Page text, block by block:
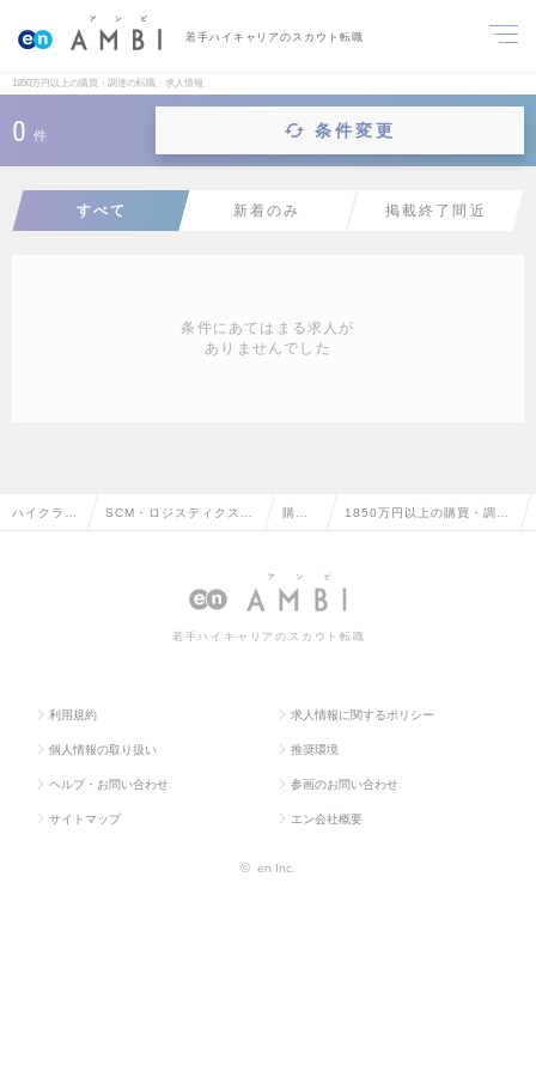
若手ハイキャリアのスカウト転職
1850万円以上の購買・調達の転職・求人情報
0 件 条件変更
すべて 新着のみ 掲載終了間近
条件にあてはまる求人が
ありませんでした
ハイクラス SCM・ロジスティクス・ 購
調達
1850万円以上の購買・調達
若手ハイキャリアのスカウト転職
利用規約 求人情報に関するポリシー
個人情報の取り扱い 推奨環境
ヘルプ・お問い合わせ 参画のお問い合わせ
サイトマップ エン会社概要
© en Inc.